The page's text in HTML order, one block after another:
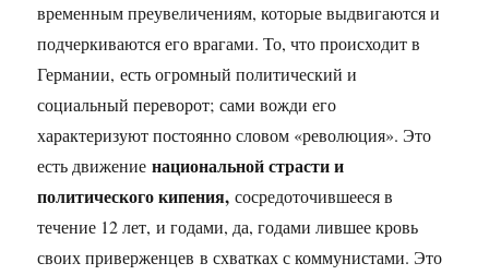
временным преувеличениям, которые выдвигаются и
подчеркиваются его врагами. То, что происходит в
Германии, есть огромный политический и
социальный переворот; сами вожди его
характеризуют постоянно словом «революция». Это
есть движениенациональной страсти и
политического кипения,сосредоточившееся в
течение 12 лет, и годами, да, годами лившее кровь
своих приверженцев в схватках с коммунистами. Это